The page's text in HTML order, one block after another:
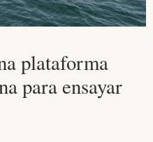
plataforma
para ensayar